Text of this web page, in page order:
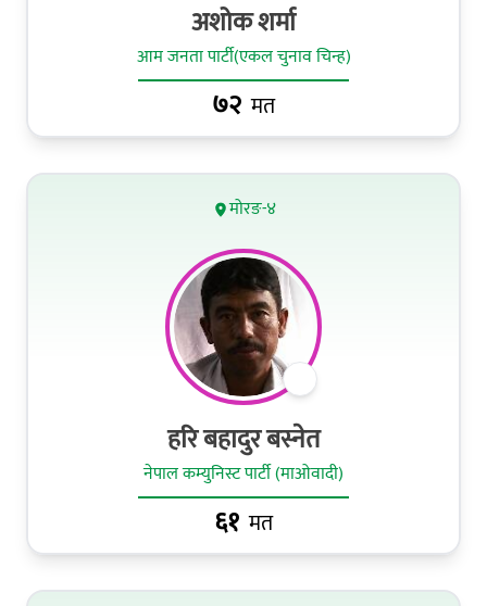
अशोक शर्मा
आम जनता पार्टी(एकल चुनाव चिन्ह)
७२ मत
मोरङ-४
हरि बहादुर बस्नेत
नेपाल कम्युनिस्ट पार्टी (माओवादी)
६१ मत